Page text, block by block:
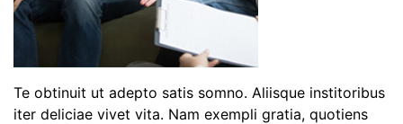
Te obtinuit ut adepto satis somno. Aliisque institoribus
iter deliciae vivet vita. Nam exempli gratia, quotiens